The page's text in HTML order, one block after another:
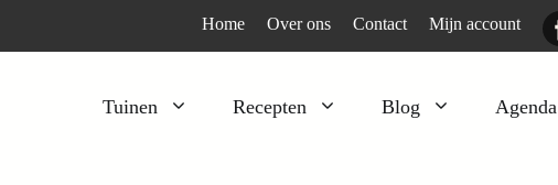
Home Over ons Contact Mijn account
Tuinen Recepten Blog Agenda